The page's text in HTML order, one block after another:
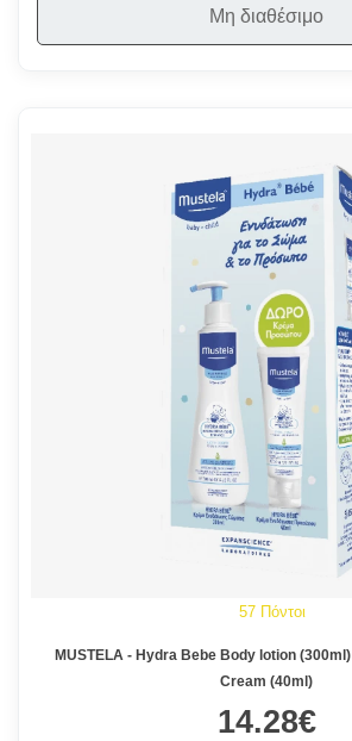
Μη διαθέσιμο
57 Πόντοι
MUSTELA - Hydra Bebe Body lotion (300ml) Hydra Bebe Facial
Cream (40ml)
14.28€